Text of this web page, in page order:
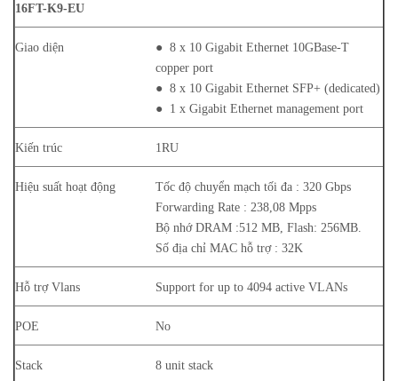
16FT-K9-EU
Giao diện
● 8 x 10 Gigabit Ethernet 10GBase-T
copper port
● 8 x 10 Gigabit Ethernet SFP+ (dedicated)
● 1 x Gigabit Ethernet management port
Kiến trúc 1RU
Hiệu suất hoạt động
Tốc độ chuyển mạch tối đa : 320 Gbps
Forwarding Rate : 238,08 Mpps
Bộ nhớ DRAM :512 MB, Flash: 256MB.
Số địa chỉ MAC hỗ trợ : 32K
Hỗ trợ Vlans Support for up to 4094 active VLANs
POE No
Stack 8 unit stack